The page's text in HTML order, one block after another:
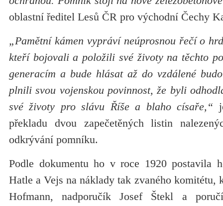
oblastní ředitel Lesů ČR pro východní Čechy
„Pamětní kámen vypráví neúprosnou řečí o
kteří bojovali a položili své životy na těchto
generacím a bude hlásat až do vzdálené
plnili svou vojenskou povinnost, že byli
své životy pro slávu Říše a blaho císaře,“
překladu dvou zapečetěných listin
odkrývání pomníku.
Podle dokumentu ho v roce 1920 postavila
Hatle a Vejs na náklady tak zvaného
Hofmann, nadporučík Josef Štekl a